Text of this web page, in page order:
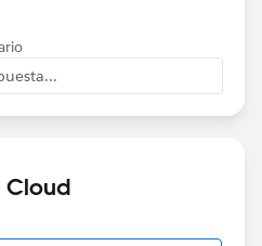
Cloud